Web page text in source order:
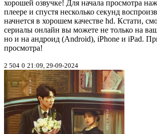
хорошей озвучке! Для начала просмотра
плеере и спустя несколько секунд
начнется в хорошем качестве hd. Кстати,
сериалы онлайн вы можете не только на
но и на андроид (Android), iPhone и iPad.
просмотра!
2 504 0 21:09, 29-09-2024